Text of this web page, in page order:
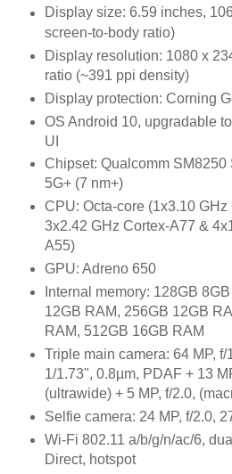
Display size: 6.59 inches,
screen-to-body ratio)
Display resolution: 1080 x
ratio (~391 ppi density)
Display protection: Corning
OS Android 10, upgradable
UI
Chipset: Qualcomm SM8250
5G+ (7 nm+)
CPU: Octa-core (1x3.10 GHz
3x2.42 GHz Cortex-A77 &
A55)
GPU: Adreno 650
Internal memory: 128GB
12GB RAM, 256GB 12GB
RAM, 512GB 16GB RAM
Triple main camera: 64 MP, f/
1/1.73", 0.8µm, PDAF + 13
(ultrawide) + 5 MP, f/2.0,
Selfie camera: 24 MP, f/2.0,
Wi-Fi 802.11 a/b/g/n/ac/6,
Direct, hotspot